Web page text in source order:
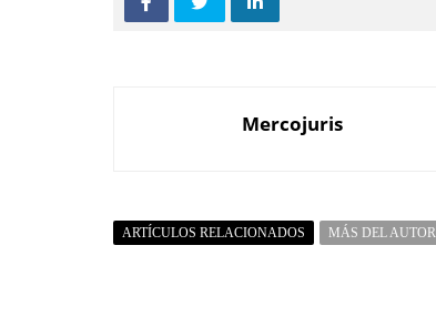
Mercojuris
ARTÍCULOS RELACIONADOS MÁS DEL AUTOR